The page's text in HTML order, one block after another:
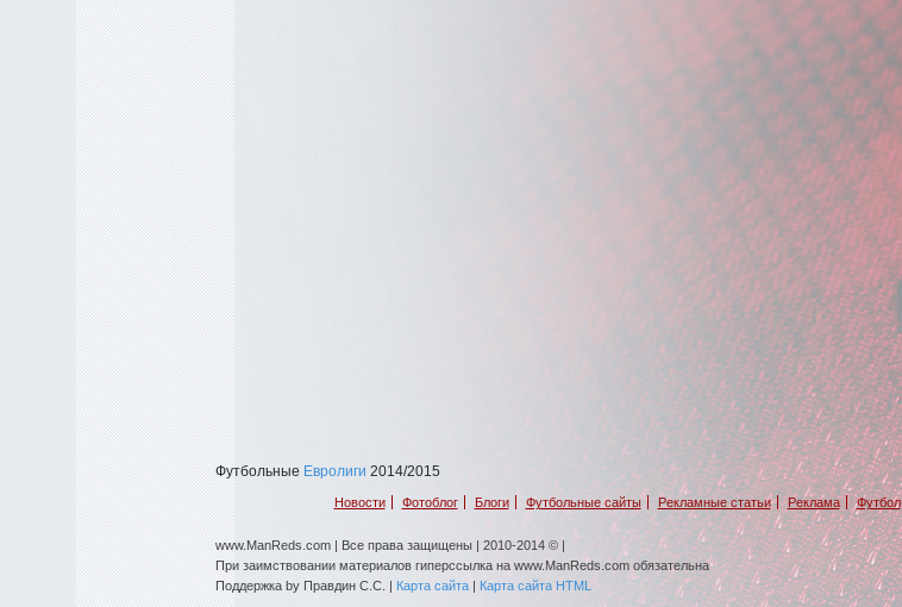
Футбольные Евролиги 2014/2015
Новости Фотоблог Блоги Футбольные сайты Рекламные статьи Реклама Футбол
www.ManReds.com | Все права защищены | 2010-2014 © |
При заимствовании материалов гиперссылка на www.ManReds.com обязательна
Поддержка by Правдин С.С. | Карта сайта| Карта сайта HTML